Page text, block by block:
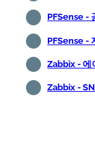
PFSense -
PFSense -
Zabbix - 에
Zabbix -